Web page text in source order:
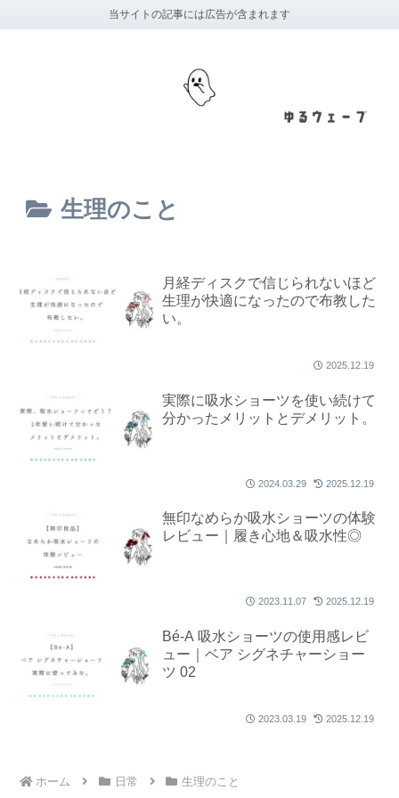
当サイトの記事には広告が含まれます
生理のこと
月経ディスクで信じられないほど
生理が快適になったので布教した
い。
2025.12.19
実際に吸水ショーツを使い続けて
分かったメリットとデメリット。
2024.03.29 2025.12.19
無印なめらか吸水ショーツの体験
レビュー｜履き心地＆吸水性◎
2023.11.07 2025.12.19
Bé-A 吸水ショーツの使用感レビ
ュー｜ベア シグネチャーショー
ツ 02
2023.03.19 2025.12.19
ホーム 日常 生理のこと